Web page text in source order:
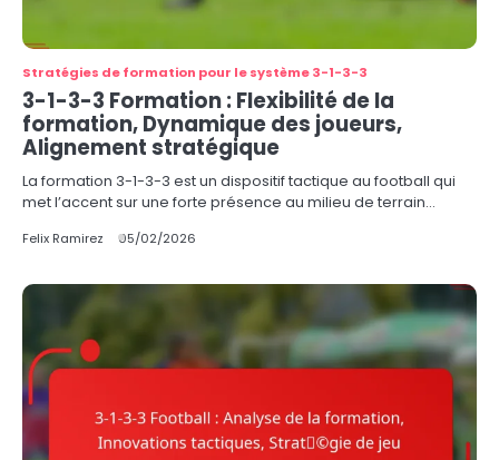
Stratégies de formation pour le système 3-1-3-3
3-1-3-3 Formation : Flexibilité de la
formation, Dynamique des joueurs,
Alignement stratégique
La formation 3-1-3-3 est un dispositif tactique au football qui
met l’accent sur une forte présence au milieu de terrain…
Felix Ramirez 05/02/2026